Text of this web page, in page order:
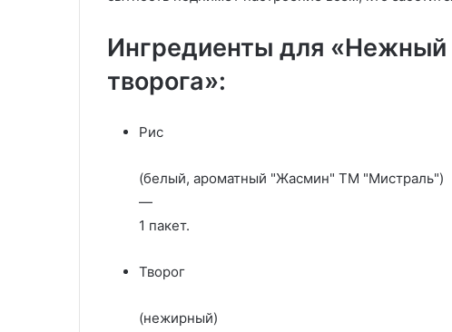
Ингредиенты для «Нежный
творога»:
Рис
(белый, ароматный "Жасмин" ТМ "Мистраль")
—
1 пакет.
Творог
(нежирный)